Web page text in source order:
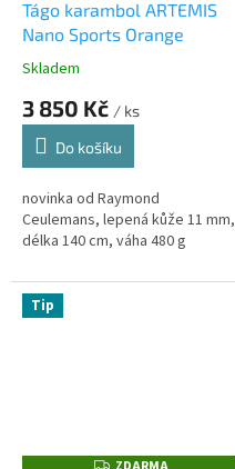
Tágo karambol ARTEMIS
Nano Sports Orange
Skladem
3 850 Kč / ks
Do košíku
novinka od Raymond
Ceulemans, lepená kůže 11 mm,
délka 140 cm, váha 480 g
Tip
Z